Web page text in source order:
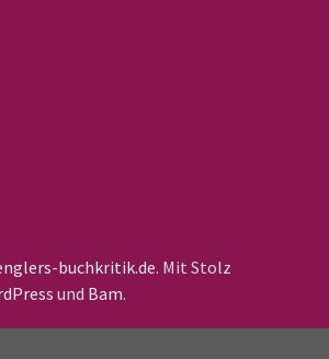
buchkritik.de. Mit Stolz
und Bam.